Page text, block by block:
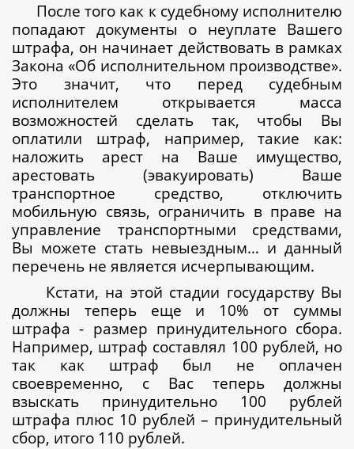
После того как к судебному исполнителю
попадают документы о неуплате Вашего
штрафа, он начинает действовать в рамках
Закона «Об исполнительном производстве».
Это значит, что перед судебным
исполнителем открывается масса
возможностей сделать так, чтобы Вы
оплатили штраф, например, такие как:
наложить арест на Ваше имущество,
арестовать (эвакуировать) Ваше
транспортное средство, отключить
мобильную связь, ограничить в праве на
управление транспортными средствами,
Вы можете стать невыездным… и данный
перечень не является исчерпывающим.
Кстати, на этой стадии государству Вы
должны теперь еще и 10% от суммы
штрафа - размер принудительного сбора.
Например, штраф составлял 100 рублей, но
так как штраф был не оплачен
своевременно, с Вас теперь должны
взыскать принудительно 100 рублей
штрафа плюс 10 рублей – принудительный
сбор, итого 110 рублей.